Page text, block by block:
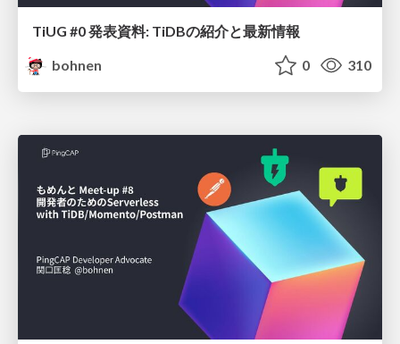
TiUG #0 発表資料: TiDBの紹介と最新情報
bohnen
0 310